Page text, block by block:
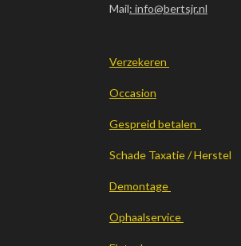
Mail: info@bertsjr.nl
Verzekeren
Occasion
Gespreid betalen
Schade Taxatie / Herstel
Demontage
Ophaalservice